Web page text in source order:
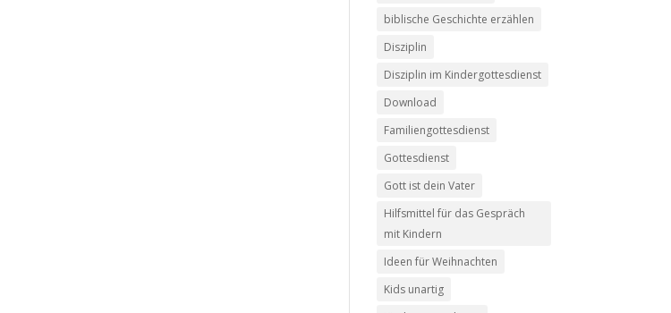
biblische Geschichte erzählen
Disziplin
Disziplin im Kindergottesdienst
Download
Familiengottesdienst
Gottesdienst
Gott ist dein Vater
Hilfsmittel für das Gespräch
mit Kindern
Ideen für Weihnachten
Kids unartig